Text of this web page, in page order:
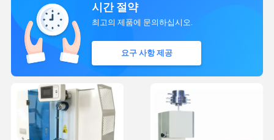
시간 절약
최고의 제품에 문의하십시오.
요구 사항 제공